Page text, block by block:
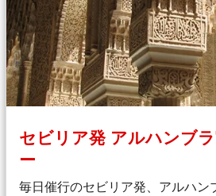
セビリア発 アルハンブ
ー
毎日催行のセビリア発、アルハン